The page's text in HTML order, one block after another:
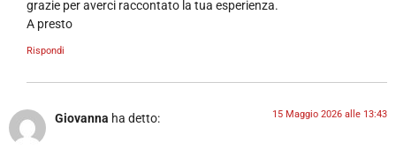
grazie per averci raccontato la tua esperienza.
A presto
Rispondi
Giovanna ha detto: 15 Maggio 2026 alle 13:43